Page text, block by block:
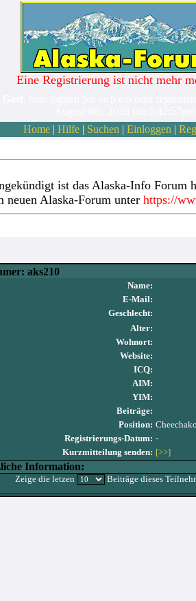
Eine Registrierung ist nicht mehr
Home| Hilfe| Suchen | Einloggen |
ist das Alaska-Info Forum
Alaska-Forum unter https://
aks210
Name:
E-Mail:
Geschlecht:
Alter:
Wohnort:
Website:
ICQ:
AIM:
YIM:
Beiträge:
Position: Cheechako
Registrierungs-Datum: -
Kurzmitteilung senden: [>>]
Information:
Zeige die letzen Beiträge dieses